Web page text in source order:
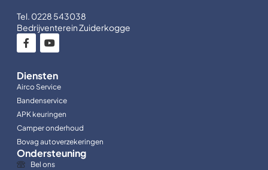
Tel. 0228 543038
Bedrijventerein Zuiderkogge
Diensten
Airco Service
Bandenservice
APK keuringen
Camper onderhoud
Bovag autoverzekeringen
Ondersteuning
Bel ons